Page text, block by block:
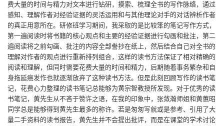
费大量的时间与精力对文本进行钻研，摸索、梳理全书的写作脉络，通过
感知、理解作者对经验证据的灵活运用和与其他理论对手的对话辨析作者
的真正用意所在。研修班学习期间，我采取的是比较笨的笔记写作方式，
第一遍阅读时将书籍的核心观点和主要的经验证据进行勾画和批注，第二
遍阅读将之前勾画、批注的内容全部誊抄在纸上，然后结合自己对全书的
理解对作者的观点进行重新排列组合，这样的读书方法保证了相对精确的
阅读和理解，但同时需要花费大量的时间和精力，后期随着事务繁杂和自
身拖延癌发作也就逐渐放弃了这种读书方法。但是此刻回顾写作的读书笔
记，花费心力整理的读书笔记总能够为黄宗智教授所发现。对于优秀的读
书笔记，黄先生从不吝于赞许之语，在我的印象中，张敛瀚师姐和黄蕙昭
同学总是能够得到黄先生最多的称许。若是匆匆写就或是参考、引用了大
量二手资料的读书报告，黄先生并不会提出批评，而是在课堂的学术讨论